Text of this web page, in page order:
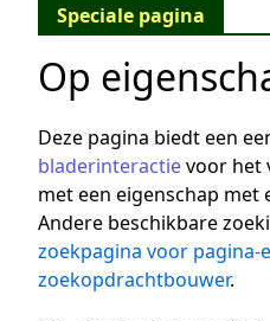
Speciale pagina
Op
Deze pagina biedt een
bladerinteractievoor het
met een eigenschap met
Andere beschikbare
zoekpagina voor pagina-
zoekopdrachtbouwer.